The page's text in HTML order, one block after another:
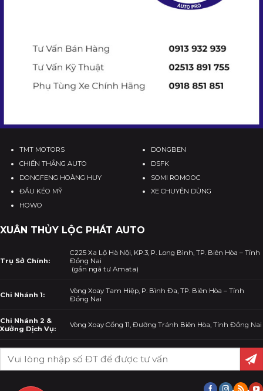
TMT MOTORS
CHIẾN THẮNG AUTO
DONGFENG HOÀNG HUY
ĐẦU KÉO MỸ
HOWO
DONGBEN
DSFK
SOMI ROMOOC
XE CHUYÊN DÙNG
XUÂN THỦY LỘC PHÁT AUTO
Trụ Sở Chính:
C225 Xa Lộ Hà Nội, KP.3, P. Long Bình, TP. Biên Hòa – Tỉnh
Đồng Nai
(gần ngã tư Amata)
Chi Nhánh 1:
Vòng Xoay Tam Hiệp, P. Bình Đa, TP. Biên Hòa – Tỉnh
Đồng Nai
Chi Nhánh 2 &
Xưởng Dịch Vụ:
Vòng Xoay Cổng 11, Đường Tránh Biên Hòa, Tỉnh Đồng Nai